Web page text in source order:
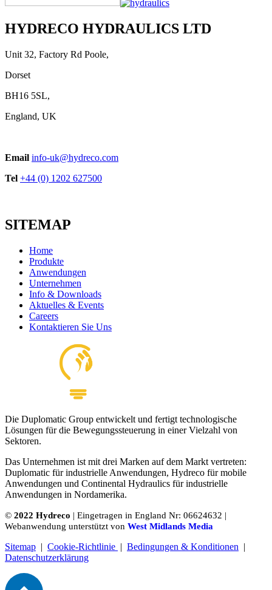
HYDRECO HYDRAULICS LTD
Unit 32, Factory Rd Poole,
Dorset
BH16 5SL,
England, UK
Email info-uk@hydreco.com
Tel +44 (0) 1202 627500
SITEMAP
Home
Produkte
Anwendungen
Unternehmen
Info & Downloads
Aktuelles & Events
Careers
Kontaktieren Sie Uns
Die Duplomatic Group entwickelt und fertigt technologische
Lösungen für die Bewegungssteuerung in einer Vielzahl von
Sektoren.
Das Unternehmen ist mit drei Marken auf dem Markt vertreten:
Duplomatic für industrielle Anwendungen, Hydreco für mobile
Anwendungen und Continental Hydraulics für industrielle
Anwendungen in Nordamerika.
© 2022 Hydreco | Eingetragen in England Nr: 06624632 |
Webanwendung unterstützt von West Midlands Media
Sitemap | Cookie-Richtlinie | Bedingungen & Konditionen |
Datenschutzerklärung